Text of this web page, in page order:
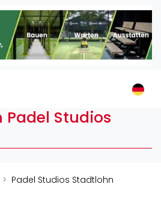
Padel Studios
Padel Studios Stadtlohn